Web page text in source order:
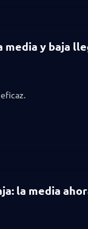
y baja
la media